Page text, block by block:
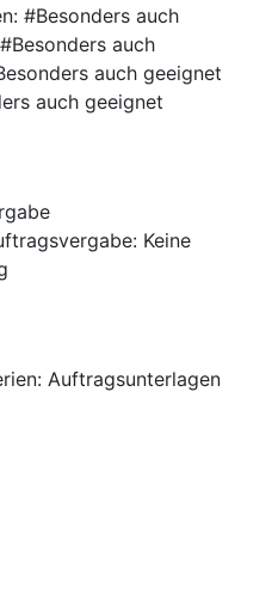
: #Besonders auch
auch
auch geeignet
auch geeignet
: Keine
: Auftragsunterlagen